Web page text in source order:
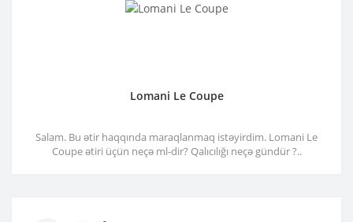
Lomani Le Coupe
Salam. Bu ətir haqqında maraqlanmaq istəyirdim. Lomani Le
Coupe ətiri üçün neçə ml-dir? Qalıcılığı neçə gündür ?..